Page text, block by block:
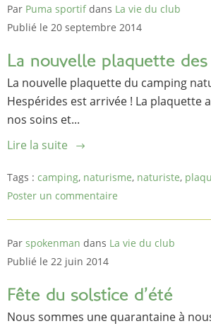
Par Puma sportif dans La vie du club
Publié le 20 septembre 2014
La nouvelle plaquette
La nouvelle plaquette du camping
Hespérides est arrivée ! La plaquette
nos soins et...
Lire la suite
Tags : camping, naturisme, naturiste,
Poster un commentaire
Par spokenman dans La vie du club
Publié le 22 juin 2014
Fête du solstice d’été
Nous sommes une quarantaine à